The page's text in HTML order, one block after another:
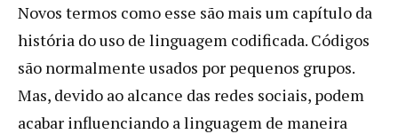
Novos termos como esse são mais um capítulo da
história do uso de linguagem codificada. Códigos
são normalmente usados por pequenos grupos.
Mas, devido ao alcance das redes sociais, podem
acabar influenciando a linguagem de maneira